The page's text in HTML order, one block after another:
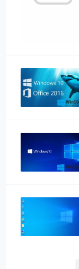
Windows 10 产